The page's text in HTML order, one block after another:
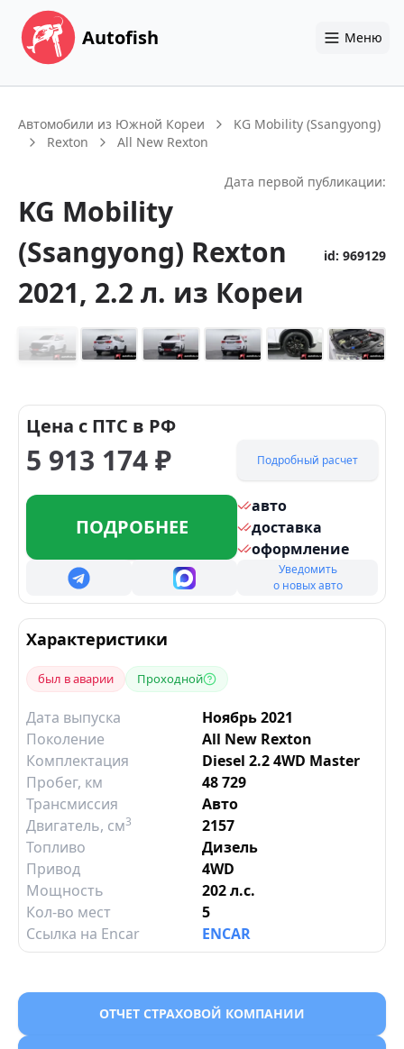
Autofish Меню
Автомобили из Южной Кореи
KG Mobility (Ssangyong)
Rexton
All New Rexton
Дата первой публикации:
KG Mobility
(Ssangyong) Rexton
2021, 2.2 л. из Кореи
id: 969129
Цена с ПТС в РФ
5 913 174₽ Подробный расчет
ПОДРОБНЕЕ
авто
доставка
оформление
Уведомить
о новых авто
Характеристики
был в аварии Проходной
Дата выпуска
Ноябрь 2021
Поколение
All New Rexton
Комплектация
Diesel 2.2 4WD Master
Пробег, км
48 729
Трансмиссия
Авто
Двигатель, см3
2157
Топливо
Дизель
Привод
4WD
Мощность
202 л.с.
Кол-во мест
5
Ссылка на Encar
ENCAR
ОТЧЕТ СТРАХОВОЙ КОМПАНИИ